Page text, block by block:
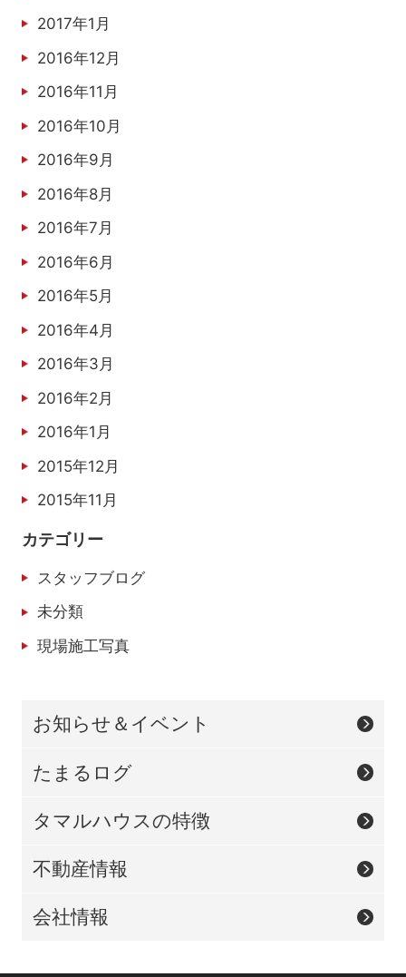
2017年1月
2016年12月
2016年11月
2016年10月
2016年9月
2016年8月
2016年7月
2016年6月
2016年5月
2016年4月
2016年3月
2016年2月
2016年1月
2015年12月
2015年11月
カテゴリー
スタッフブログ
未分類
現場施工写真
お知らせ＆イベント
たまるログ
タマルハウスの特徴
不動産情報
会社情報